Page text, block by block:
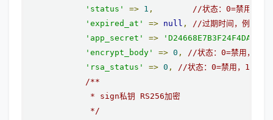
'status'
=> 1 ,
//状态：0=禁用，1=
'expired_at'
=> null ,
//过期时间，例如
'app_secret'
=>
'encrypt_body'
=> 0 ,
//状态：0=禁用，1=
'rsa_status'
=> 0 ,
//状态：0=禁用，1=启
/**
             * sign私钥 RS256加密
             */